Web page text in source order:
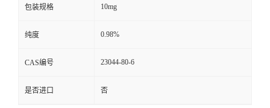
包装规格 10mg
纯度 0.98%
CAS编号 23044-80-6
是否进口 否